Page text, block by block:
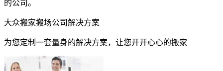
的公司。
大众搬家搬场公司解决方案
为您定制一套量身的解决方案，让您开开心心的搬家